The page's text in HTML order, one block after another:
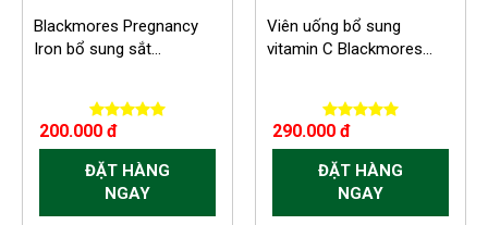
Blackmores Pregnancy
Iron bổ sung sắt...
200.000 đ
ĐẶT HÀNG
NGAY
Viên uống bổ sung
vitamin C Blackmores...
290.000 đ
ĐẶT HÀNG
NGAY